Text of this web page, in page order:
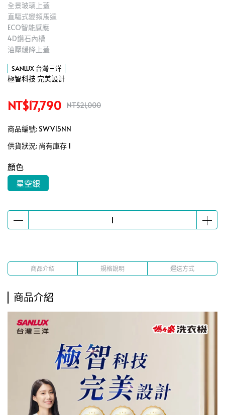
全景玻璃上蓋
直驅式變頻馬達
ECO智能感應
4D鑽石內槽
油壓緩降上蓋
SANLUX 台灣三洋
極智科技 完美設計
NT$17,790 NT$21,000
商品編號: SWV15NN
供貨狀況: 尚有庫存 1
顏色
星空銀
商品介紹 規格說明 運送方式
商品介紹